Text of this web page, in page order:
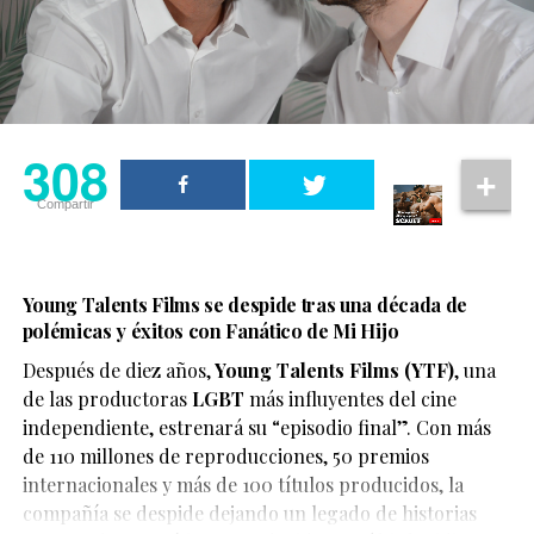
Series LGBTQ+ que hicieron historia.
El legado de Glee en la televisión.
308
historia que sabía que debía contarla. Si sientes lo
mismo al escribir, eso ya es suficiente.”
Con esta declaración, Raegan Revord se suma a la
creciente lista de voces jóvenes en Hollywood que
visibilidad a la comunidad LGBTQ+.
Snoop Dogg volvió a generar debate, esta vez no por su
música ni por su estilo de vida, sino por sus comentarios
sobre la representación LGBT+ en el cine infantil.
Durante una entrevista en el pódcast It’s Giving, el
308
Compartir
Young Talents Films se despide tras una década de
polémicas y éxitos con Fanático de Mi Hijo
Después de diez años,Young Talents Films (YTF), una
de las productoras LGBT más influyentes del cine
independiente, estrenará su “episodio final”. Con más
de 110 millones de reproducciones, 50 premios
internacionales y más de 100 títulos producidos, la
compañía se despide dejando un legado de historias